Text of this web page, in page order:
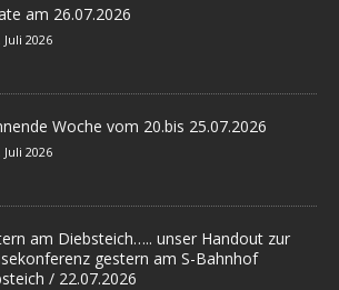
am 26.07.2026
Juli 2026
Woche vom 20.bis 25.07.2026
Juli 2026
am Diebsteich….. unser Handout zur
gestern am S-Bahnhof
/ 22.07.2026